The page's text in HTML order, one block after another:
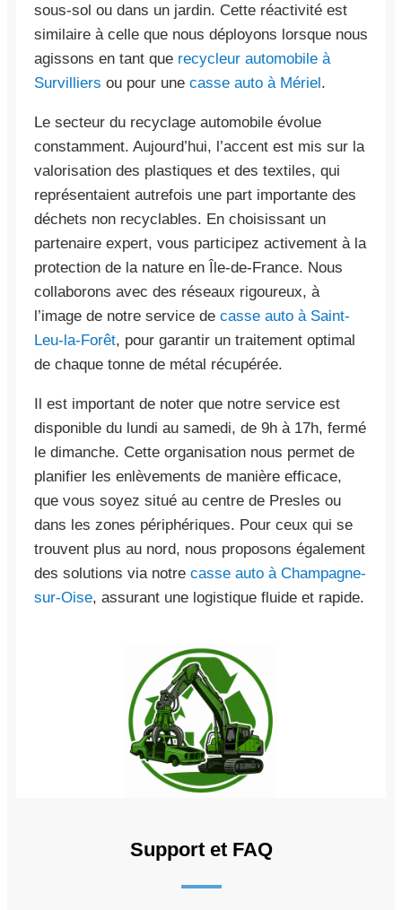
sous-sol ou dans un jardin. Cette réactivité est
similaire à celle que nous déployons lorsque nous
agissons en tant que recycleur automobile à
Survilliers ou pour une casse auto à Mériel.
Le secteur du recyclage automobile évolue
constamment. Aujourd’hui, l’accent est mis sur la
valorisation des plastiques et des textiles, qui
représentaient autrefois une part importante des
déchets non recyclables. En choisissant un
partenaire expert, vous participez activement à la
protection de la nature en Île-de-France. Nous
collaborons avec des réseaux rigoureux, à
l’image de notre service de casse auto à Saint-
Leu-la-Forêt, pour garantir un traitement optimal
de chaque tonne de métal récupérée.
Il est important de noter que notre service est
disponible du lundi au samedi, de 9h à 17h, fermé
le dimanche. Cette organisation nous permet de
planifier les enlèvements de manière efficace,
que vous soyez situé au centre de Presles ou
dans les zones périphériques. Pour ceux qui se
trouvent plus au nord, nous proposons également
des solutions via notre casse auto à Champagne-
sur-Oise, assurant une logistique fluide et rapide.
Support et FAQ